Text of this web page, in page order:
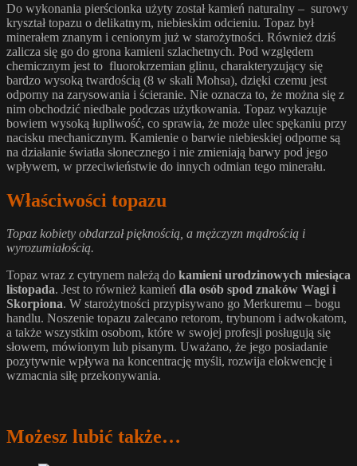
Do wykonania pierścionka użyty został kamień naturalny – surowy
kryształ topazu o delikatnym, niebieskim odcieniu. Topaz był
minerałem znanym i cenionym już w starożytności. Również dziś
zalicza się go do grona kamieni szlachetnych. Pod względem
chemicznym jest to fluorokrzemian glinu, charakteryzujący się
bardzo wysoką twardością (8 w skali Mohsa), dzięki czemu jest
odporny na zarysowania i ścieranie. Nie oznacza to, że można się z
nim obchodzić niedbale podczas użytkowania. Topaz wykazuje
bowiem wysoką łupliwość, co sprawia, że może ulec spękaniu przy
nacisku mechanicznym. Kamienie o barwie niebieskiej odporne są
na działanie światła słonecznego i nie zmieniają barwy pod jego
wpływem, w przeciwieństwie do innych odmian tego minerału.
Właściwości topazu
Topaz kobiety obdarzał pięknością, a mężczyzn mądrością i
wyrozumiałością.
Topaz wraz z cytrynem należą do kamieni urodzinowych miesiąca
listopada. Jest to również kamień dla osób spod znaków Wagi i
Skorpiona. W starożytności przypisywano go Merkuremu – bogu
handlu. Noszenie topazu zalecano retorom, trybunom i adwokatom,
a także wszystkim osobom, które w swojej profesji posługują się
słowem, mówionym lub pisanym. Uważano, że jego posiadanie
pozytywnie wpływa na koncentrację myśli, rozwija elokwencję i
wzmacnia siłę przekonywania.
Możesz lubić także…